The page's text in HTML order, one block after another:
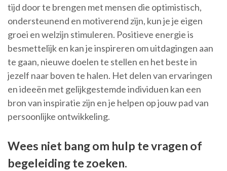
tijd door te brengen met mensen die optimistisch,
ondersteunend en motiverend zijn, kun je je eigen
groei en welzijn stimuleren. Positieve energie is
besmettelijk en kan je inspireren om uitdagingen aan
te gaan, nieuwe doelen te stellen en het beste in
jezelf naar boven te halen. Het delen van ervaringen
en ideeën met gelijkgestemde individuen kan een
bron van inspiratie zijn en je helpen op jouw pad van
persoonlijke ontwikkeling.
Wees niet bang om hulp te vragen of
begeleiding te zoeken.